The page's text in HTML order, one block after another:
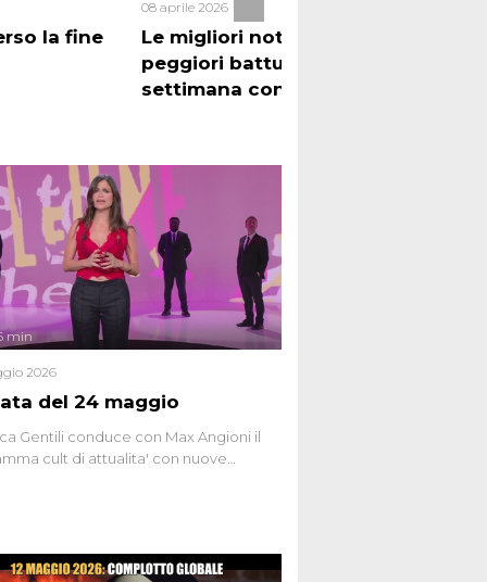
la fine
Le migliori notizie e le
peggiori battute della
settimana con Carmine Del
08 aprile 2026
del 24 maggio
min
2026
Gentili conduce con Max Angioni il
cult di attualita' con nuove